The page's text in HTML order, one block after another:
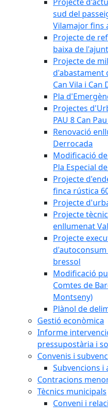
sud del
Vilamajor fins
Projecte de
baixa de
Projecte de
d'abastament
Can Vila i Can
Pla
Projectes
PAU 8 Can
Renovació
Derrocada
Modificació
Pla Especial
Projecte
finca rústica
Projecte
Projecte
enllumenat
Projecte
d'autoconsum
bressol
Modificació
Comtes de
Montseny)
Plànol de
Gestió econòmica
Informe
pressupostària i
Convenis i
Subvencions i
Contracions
Tècnics municipals
Conveni i